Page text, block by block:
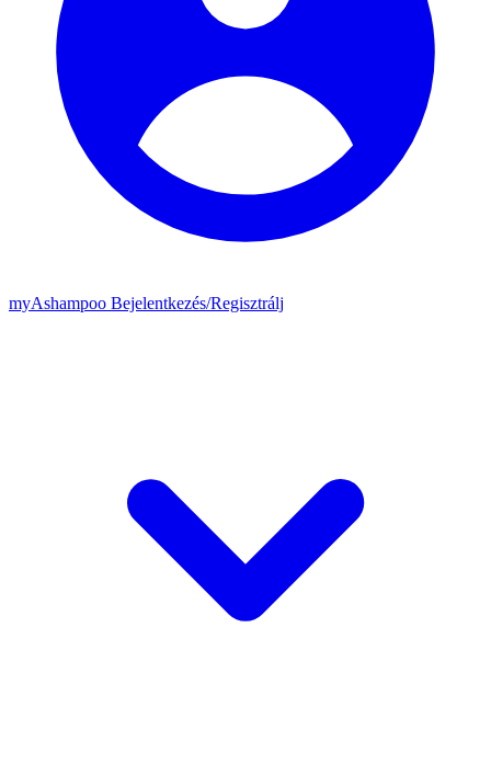
myAshampoo Bejelentkezés/Regisztrálj